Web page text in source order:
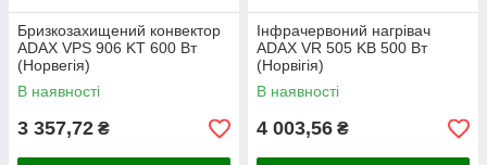
Бризкозахищений конвектор
ADAX VPS 906 KT 600 Вт
(Норвегія)
В наявності
3 357,72 ₴
Інфрачервоний нагрівач
ADAX VR 505 KB 500 Вт
(Норвігія)
В наявності
4 003,56 ₴